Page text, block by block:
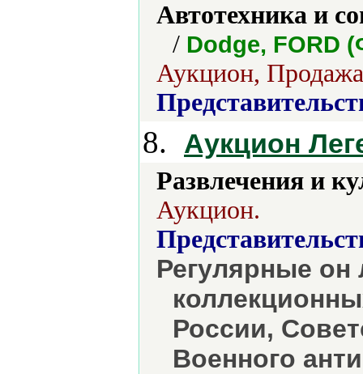
Автотехника и
/ Dodge, FORD
Аукцион,
8. Аукцион
Развлечения и
Аукцион.
Регулярные он
России,
Военного